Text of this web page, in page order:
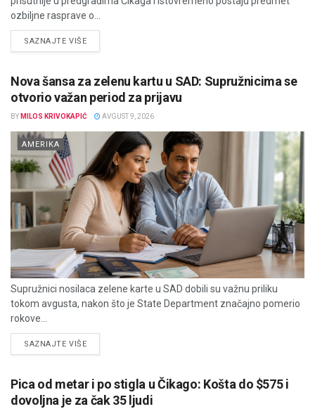
ozbiljne rasprave o...
SAZNAJTE VIŠEDETAILS
Nova šansa za zelenu kartu u SAD: Supružnicima se
otvorio važan period za prijavu
BY MILOS KRIVOKAPIĆ AVGUST 9, 2026
AMERIKA
Supružnici nosilaca zelene karte u SAD dobili su važnu priliku
tokom avgusta, nakon što je State Department značajno pomerio
rokove...
SAZNAJTE VIŠEDETAILS
Pica od metar i po stigla u Čikago: Košta do $575 i
dovoljna je za čak 35 ljudi